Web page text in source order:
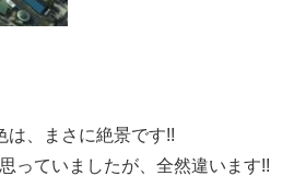
は、まさに絶景です!!
っていましたが、全然違います!!